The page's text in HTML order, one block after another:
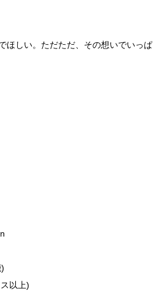
ほしい。ただただ、その想いでいっぱ
以上)